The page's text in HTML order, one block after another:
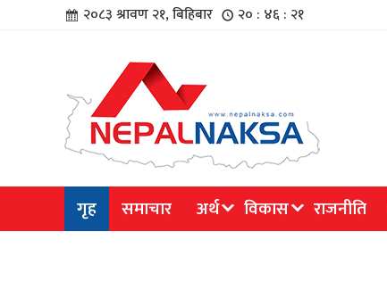
२०८३ श्रावण २१, बिहिबार २० : ४६ : २२
गृह समाचार अर्थ विकास राजनीति